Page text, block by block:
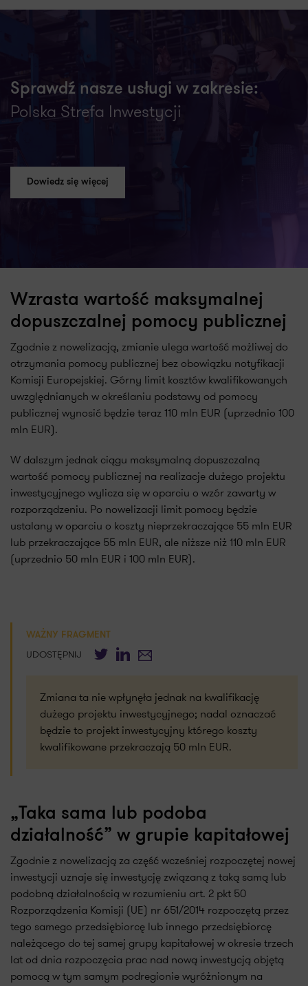
Sprawdź nasze usługi w zakresie:
Polska Strefa Inwestycji
Dowiedz się więcej
Wzrasta wartość maksymalnej
dopuszczalnej pomocy publicznej
Zgodnie z nowelizacją, zmianie ulega wartość możliwej do
otrzymania pomocy publicznej bez obowiązku notyfikacji
Komisji Europejskiej. Górny limit kosztów kwalifikowanych
uwzględnianych w określaniu podstawy od pomocy
publicznej wynosić będzie teraz 110 mln EUR (uprzednio 100
mln EUR).
W dalszym jednak ciągu maksymalną dopuszczalną
wartość pomocy publicznej na realizacje dużego projektu
inwestycyjnego wylicza się w oparciu o wzór zawarty w
rozporządzeniu. Po nowelizacji limit pomocy będzie
ustalany w oparciu o koszty nieprzekraczające 55 mln EUR
lub przekraczające 55 mln EUR, ale niższe niż 110 mln EUR
(uprzednio 50 mln EUR i 100 mln EUR).
WAŻNY FRAGMENT
UDOSTĘPNIJ TwitterLinkedIn
E-mail
Zmiana ta nie wpłynęła jednak na kwalifikację
dużego projektu inwestycyjnego; nadal oznaczać
będzie to projekt inwestycyjny którego koszty
kwalifikowane przekraczają 50 mln EUR.
„Taka sama lub podoba
działalność” w grupie kapitałowej
Zgodnie z nowelizacją za część wcześniej rozpoczętej nowej
inwestycji uznaje się inwestycję związaną z taką samą lub
podobną działalnością w rozumieniu art. 2 pkt 50
Rozporządzenia Komisji (UE) nr 651/2014 rozpoczętą przez
tego samego przedsiębiorcę lub innego przedsiębiorcę
należącego do tej samej grupy kapitałowej w okresie trzech
lat od dnia rozpoczęcia prac nad nową inwestycją objętą
pomocą w tym samym podregionie wyróżnionym na